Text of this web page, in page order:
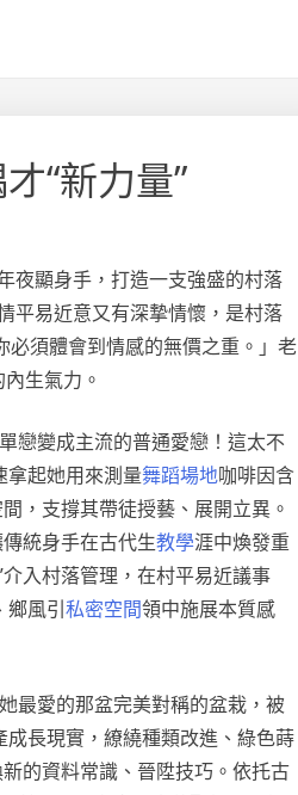
“新力量”
夜顯身手，打造一支強盛的村落
平易近意又有深摯情懷，是村落
必須體會到情感的無價之重。」老
生氣力。
戀變成主流的普通愛戀！這太不
拿起她用來測量舞蹈場地咖啡因含
，支撐其帶徒授藝、展開立異。
統身手在古代生教學涯中煥發重
入村落管理，在村平易近議事
鄉風引私密空間領中施展本質感
最愛的那盆完美對稱的盆栽，被
長現實，繚繞種類改進、綠色蒔
的資料常識、晉陞技巧。依托古